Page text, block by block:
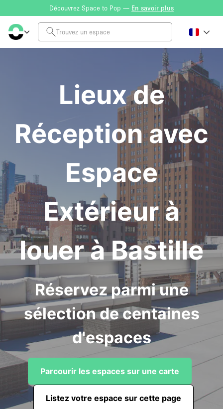
Découvrez Space to Pop — En savoir plus
Lieux de
Réception avec
Espace
Extérieur à
louer à Bastille
Réservez parmi une
sélection de centaines
d'espaces
Parcourir les espaces sur une carte
Listez votre espace sur cette page